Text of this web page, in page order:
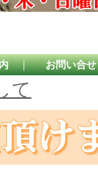
｜ お問い合せ
て